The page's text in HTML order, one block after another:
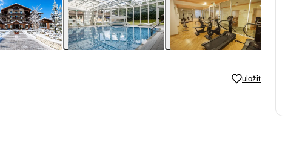
uložit